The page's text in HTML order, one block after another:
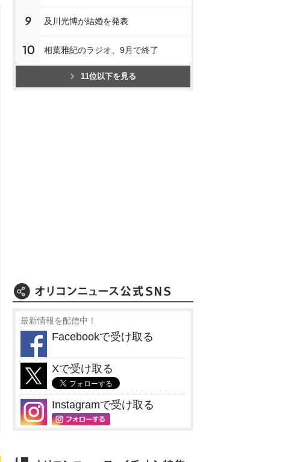
9 及川光博が結婚を発表
10 相葉雅紀のラジオ、9月で終了
11位以下を見る
最新情報を配信中！
Facebookで受け取る
Xで受け取る
Instagramで受け取る